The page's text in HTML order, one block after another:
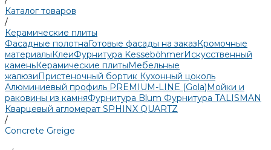
Каталог товаров
/
Керамические плиты
Фасадные полотнаГотовые фасады на заказКромочные
материалыКлеиФурнитура KesseböhmerИскусственный
каменьКерамические плитыМебельные
жалюзиПристеночный бортик Кухонный цоколь
Алюминиевый профиль PREMIUM-LINE (Gola)Мойки и
раковины из камняФурнитура Blum Фурнитура TALISMAN
Кварцевый агломерат SPHINX QUARTZ
/
Concrete Greige